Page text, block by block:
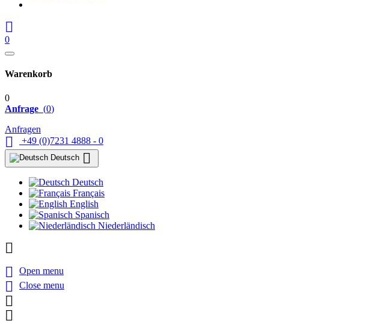

0
Warenkorb
0
Anfrage (0)
Anfragen
 +49 (0)7231 4888 - 0
Deutsch 
Deutsch
Français
English
Spanisch
Niederländisch


Open menu
 Close menu

